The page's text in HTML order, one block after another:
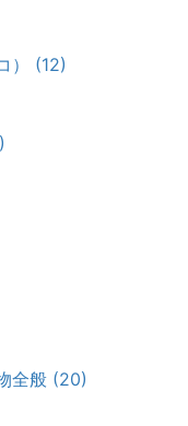
） (12)
全般 (20)